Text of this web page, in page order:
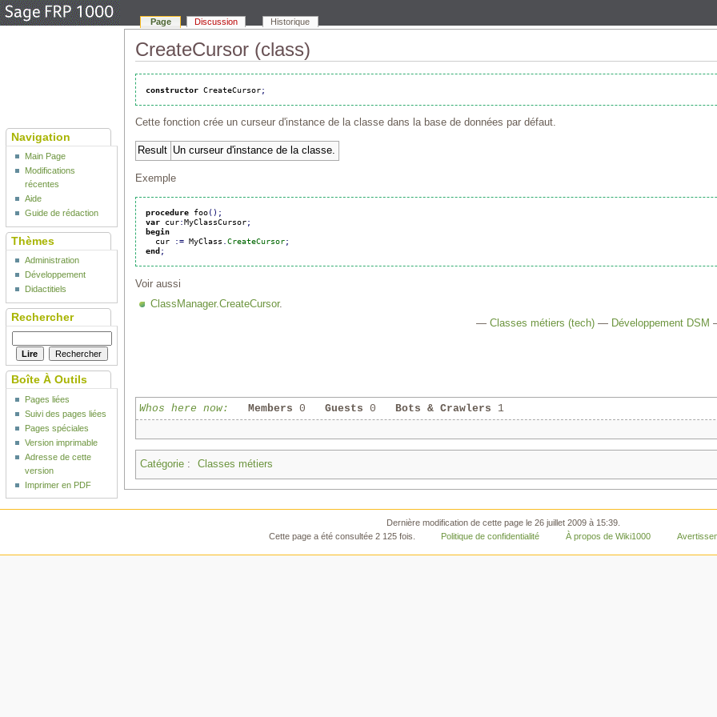
CreateCursor (class)
constructor CreateCursor;
Cette fonction crée un curseur d'instance de la classe dans la base de données par défaut.
Result Un curseur d'instance de la classe.
Exemple
procedure foo( ) ;
var cur:MyClassCursor;
begin
  cur
:= MyClass .CreateCursor;
end ;
Voir aussi
ClassManager.CreateCursor.
—Classes métiers (tech) — Développement DSM
Whos here now: Members 0 Guests 0 Bots & Crawlers 1
Catégorie: Classes métiers
Page Discussion Historique
Navigation
Main Page
Modifications
récentes
Aide
Guide de rédaction
Thèmes
Administration
Développement
Didactitiels
Rechercher
Boîte À Outils
Pages liées
Suivi des pages liées
Pages spéciales
Version imprimable
Adresse de cette
version
Imprimer en PDF
Dernière modification de cette page le 26 juillet 2009 à 15:39.
Cette page a été consultée 2 125 fois.
Politique de confidentialité À propos de Wiki1000